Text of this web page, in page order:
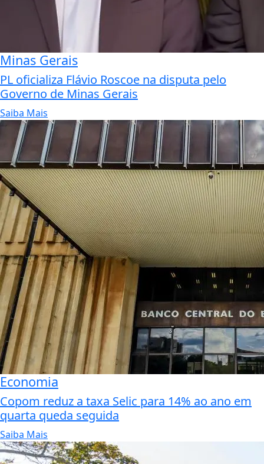
Minas Gerais
PL oficializa Flávio Roscoe na disputa pelo
Governo de Minas Gerais
Saiba Mais
Economia
Copom reduz a taxa Selic para 14% ao ano em
quarta queda seguida
Saiba Mais